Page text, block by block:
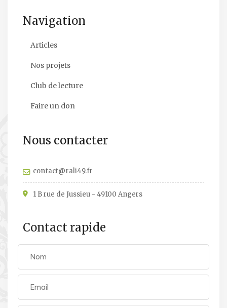
Navigation
Articles
Nos projets
Club de lecture
Faire un don
Nous contacter
contact@rali49.fr
1 B rue de Jussieu - 49100 Angers
Contact rapide